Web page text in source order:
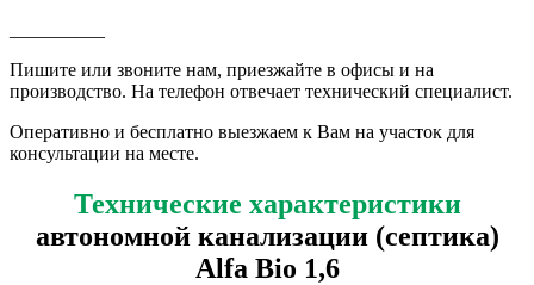
Пишите или звоните нам, приезжайте в офисы и на
производство. На телефон отвечает технический специалист.
Оперативно и бесплатно выезжаем к Вам на участок для
консультации на месте.
Технические характеристики
автономной канализации (септика)
Alfa Bio 1,6